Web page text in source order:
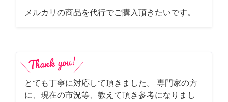
メルカリの商品を代行でご購入頂きたいです。
とても丁寧に対応して頂きました。 専門家の方
に、現在の市況等、教えて頂き参考になりまし